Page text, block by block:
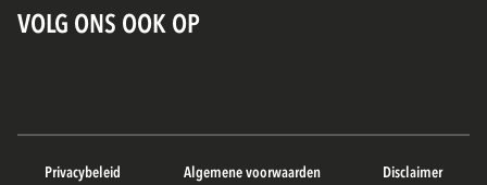
VOLG ONS OOK OP
Privacybeleid Algemene voorwaarden Disclaimer